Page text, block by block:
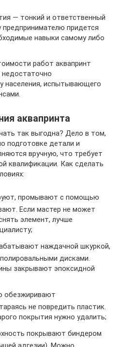
— тонкий и ответственный
придется
навыки самому либо
работ аквапринт
населения, испытывающего
аквапринта
так выгодна? Дело в том,
подготовке детали и
вручную, что требует
квалификации. Как сделать
промывают с помощью
Если мастер не может
элемент, лучше
наждачной шкуркой,
дисками.
закрывают эпоксидной
обезжиривают
не повредить пластик.
покрытия нужно удалить;
покрывают биндером